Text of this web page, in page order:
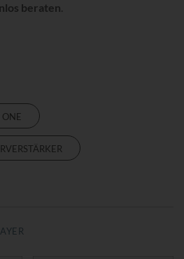
beraten.
ONE